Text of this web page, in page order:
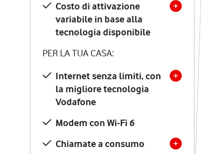
Costo di attivazione
variabile in base alla
tecnologia disponibile
PER LA TUA CASA:
Internet senza limiti, con
la migliore tecnologia
Vodafone
Modem con Wi-Fi 6
Chiamate a consumo
Costo di attivazione
variabile in base alla
tecnologia disponibile
PER LA TUA CASA:
Internet senza limiti, con
la migliore tecnologia
Vodafone
Modem Seven con Wi-Fi 7
Chiamate illimitate verso
numeri fissi e mobili
nazionali